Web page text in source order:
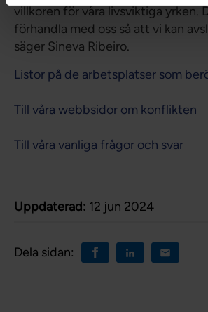
villkoren för våra livsviktiga yrken.
förhandla med oss så att vi kan
säger Sineva Ribeiro.
Listor på de arbetsplatser som
Till våra webbsidor om konflikten
Till våra vanliga frågor och svar
Uppdaterad: 12 jun 2024
Dela sidan: